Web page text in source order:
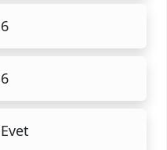
6
6
Evet